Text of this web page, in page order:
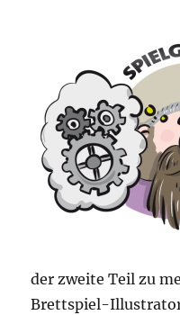
der zweite Teil zu
Brettspiel-